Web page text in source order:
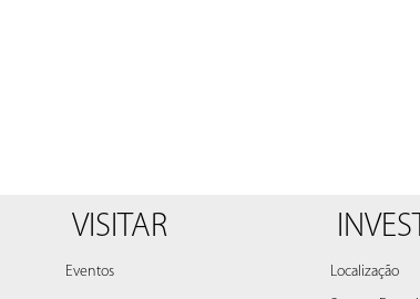
VISITAR
Eventos
Localização